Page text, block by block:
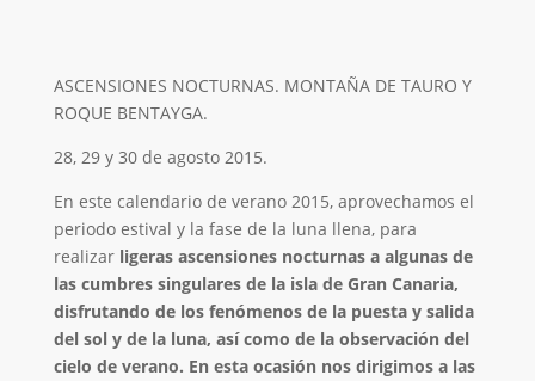
ASCENSIONES NOCTURNAS. MONTAÑA DE TAURO Y
ROQUE BENTAYGA.
28, 29 y 30 de agosto 2015.
En este calendario de verano 2015, aprovechamos el
periodo estival y la fase de la luna llena, para
realizar ligeras ascensiones nocturnas a algunas de
las cumbres singulares de la isla de Gran Canaria,
disfrutando de los fenómenos de la puesta y salida
del sol y de la luna, así como de la observación del
cielo de verano. En esta ocasión nos dirigimos a las